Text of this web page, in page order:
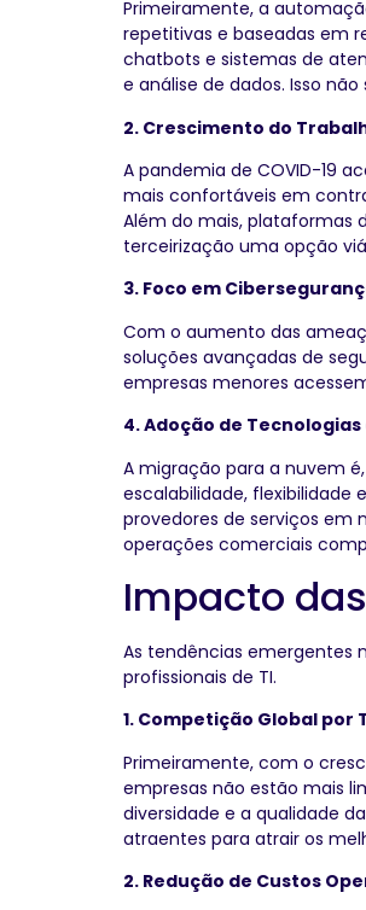
Primeiramente, a
repetitivas e baseadas em
chatbots e sistemas de
e análise de dados. Isso
2. Crescimento do
A pandemia de COVID-19
mais confortáveis em
Além do mais, plataformas
terceirização uma opção
3. Foco em
Com o aumento das
soluções avançadas de
empresas menores
4. Adoção de
A migração para a nuvem
escalabilidade, flexibilidade
provedores de serviços em
operações comerciais
Impacto
As tendências emergentes
profissionais de TI.
1. Competição Global por
Primeiramente, com o
empresas não estão mais
diversidade e a qualidade
atraentes para atrair os
2. Redução de Custos